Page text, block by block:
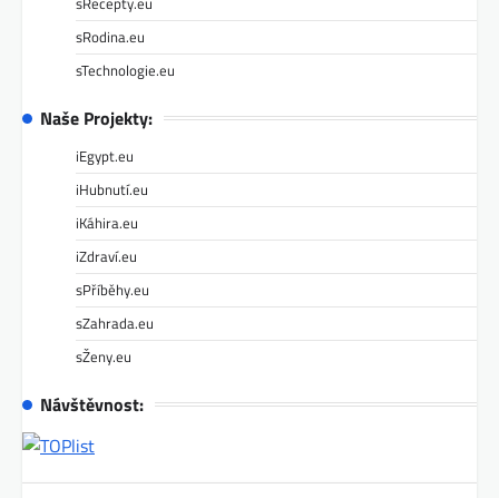
sRodina.eu
sTechnologie.eu
Naše Projekty:
iEgypt.eu
iHubnutí.eu
iKáhira.eu
iZdraví.eu
sPříběhy.eu
sZahrada.eu
sŽeny.eu
Návštěvnost: